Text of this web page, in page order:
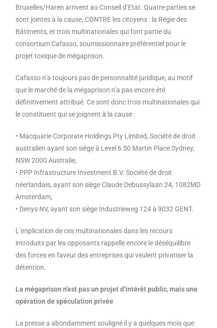
Bruxelles/Haren arrivent au Conseil d’Etat. Quatre parties se
sont jointes à la cause, CONTRE les citoyens : la Régie des
Bâtiments, et trois multinationales qui font partie du
consortium Cafasso, soumissionnaire préférentiel pour le
projet toxique de mégaprison.
Cafasso n’a toujours pas de personnalité juridique, au motif
que le marché de la mégaprison n’a pas encore été
définitivement attribué. Ce sont donc trois multinationales qui
le constituent qui se joignent à la cause :
• Macquarie Corporate Holdings Pty Limited, Société de droit
australien ayant son siège à Level 6 50 Martin Place Sydney,
NSW 2000 Australie,
• PPP Infrastructure Investment B.V. Société de droit
néerlandais, ayant son siège Claude Debussylaan 24, 1082MD
Amsterdam,
• Denys NV, ayant son siège Industrieweg 124 à 9032 GENT.
L’implication de ces multinationales dans les recours
introduits par les opposants rappelle encore le déséquilibre
des forces en faveur des entreprises qui veulent privatiser la
détention.
La mégaprison n’est pas un projet d’intérêt public, mais une
opération de spéculation privée
La presse a abondamment souligné il y a quelques mois que